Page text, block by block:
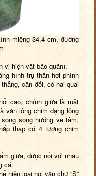
miệng 34,4 cm, đường
vị hiện vật bảo quản).
hình trụ thân hơi phình
cân đối, có hai quai
cao, chính giữa là mặt
văn lông chim dạng lông
song hướng về tâm,
thạp có 4 tượng chim
giữa, được nối với nhau
cá.
hiện loại hồi văn chữ “S”